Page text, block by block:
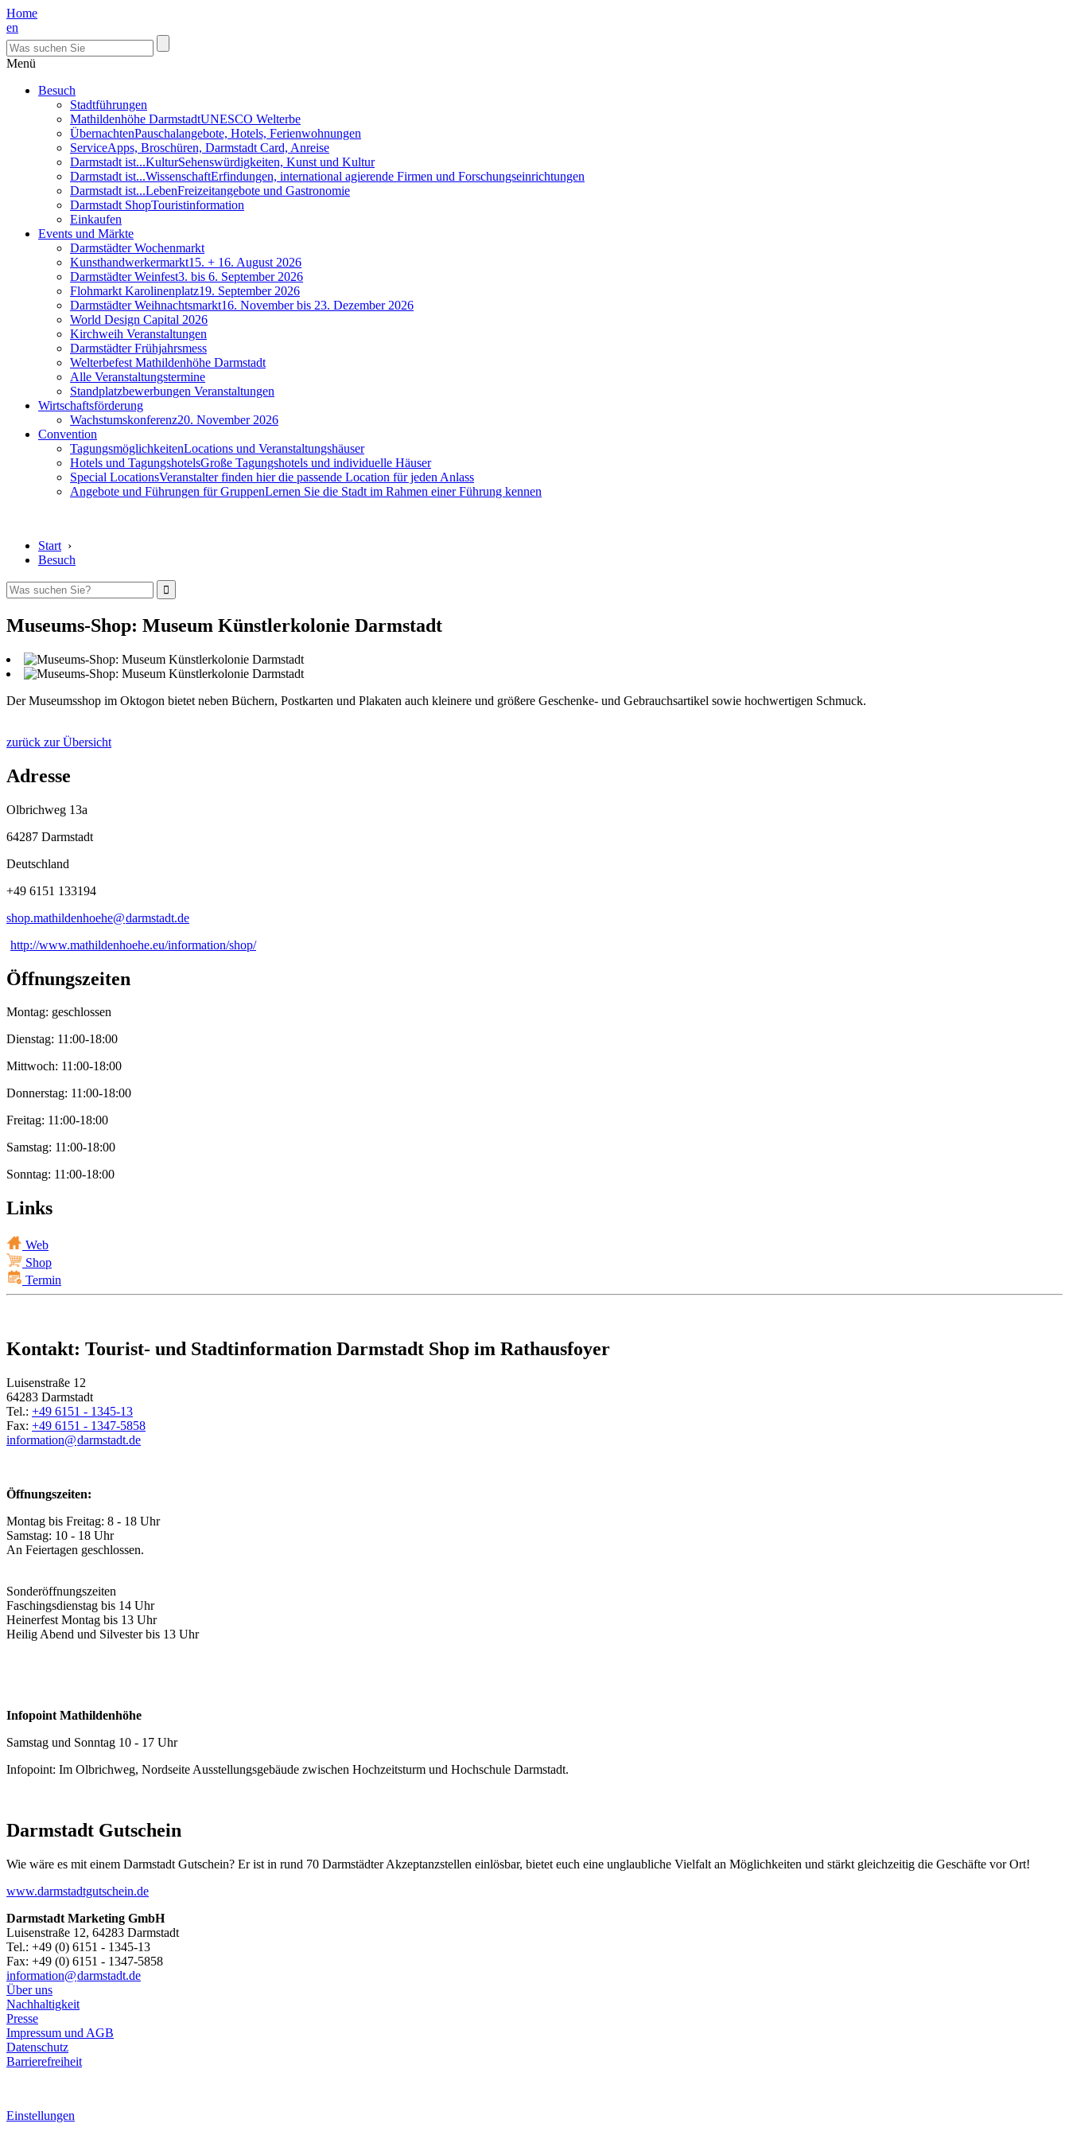
Home
en
Menü
Besuch
Stadtführungen
Mathildenhöhe DarmstadtUNESCO Welterbe
ÜbernachtenPauschalangebote, Hotels, Ferienwohnungen
ServiceApps, Broschüren, Darmstadt Card, Anreise
Darmstadt ist...KulturSehenswürdigkeiten, Kunst und Kultur
Darmstadt ist...WissenschaftErfindungen, international agierende Firmen und Forschungseinrichtungen
Darmstadt ist...LebenFreizeitangebote und Gastronomie
Darmstadt ShopTouristinformation
Einkaufen
Events und Märkte
Darmstädter Wochenmarkt
Kunsthandwerkermarkt15. + 16. August 2026
Darmstädter Weinfest3. bis 6. September 2026
Flohmarkt Karolinenplatz19. September 2026
Darmstädter Weihnachtsmarkt16. November bis 23. Dezember 2026
World Design Capital 2026
Kirchweih Veranstaltungen
Darmstädter Frühjahrsmess
Welterbefest Mathildenhöhe Darmstadt
Alle Veranstaltungstermine
Standplatzbewerbungen Veranstaltungen
Wirtschaftsförderung
Wachstumskonferenz20. November 2026
Convention
TagungsmöglichkeitenLocations und Veranstaltungshäuser
Hotels und TagungshotelsGroße Tagungshotels und individuelle Häuser
Special LocationsVeranstalter finden hier die passende Location für jeden Anlass
Angebote und Führungen für GruppenLernen Sie die Stadt im Rahmen einer Führung kennen
Start ›
Besuch
Museums-Shop: Museum Künstlerkolonie Darmstadt
Der Museumsshop im Oktogon bietet neben Büchern, Postkarten und Plakaten auch kleinere und größere Geschenke- und Gebrauchsartikel sowie hochwertigen Schmuck.
zurück zur Übersicht
Adresse
Olbrichweg 13a
64287 Darmstadt
Deutschland
+49 6151 133194
shop.mathildenhoehe@darmstadt.de
http://www.mathildenhoehe.eu/information/shop/
Öffnungszeiten
Montag: geschlossen
Dienstag: 11:00-18:00
Mittwoch: 11:00-18:00
Donnerstag: 11:00-18:00
Freitag: 11:00-18:00
Samstag: 11:00-18:00
Sonntag: 11:00-18:00
Links
Web
Shop
Termin
Kontakt: Tourist- und Stadtinformation Darmstadt Shop im Rathausfoyer
Luisenstraße 12
64283 Darmstadt
Tel.: +49 6151 - 1345-13
Fax: +49 6151 - 1347-5858
information@darmstadt.de
Öffnungszeiten:
Montag bis Freitag: 8 - 18 Uhr
Samstag: 10 - 18 Uhr
An Feiertagen geschlossen.
Sonderöffnungszeiten
Faschingsdienstag bis 14 Uhr
Heinerfest Montag bis 13 Uhr
Heilig Abend und Silvester bis 13 Uhr
Infopoint Mathildenhöhe
Samstag und Sonntag 10 - 17 Uhr
Infopoint: Im Olbrichweg, Nordseite Ausstellungsgebäude zwischen Hochzeitsturm und Hochschule Darmstadt.
Darmstadt Gutschein
Wie wäre es mit einem Darmstadt Gutschein? Er ist in rund 70 Darmstädter Akzeptanzstellen einlösbar, bietet euch eine unglaubliche Vielfalt an Möglichkeiten und stärkt gleichzeitig die Geschäfte vor Ort!
www.darmstadtgutschein.de
Darmstadt Marketing GmbH
Luisenstraße 12, 64283 Darmstadt
Tel.: +49 (0) 6151 - 1345-13
Fax: +49 (0) 6151 - 1347-5858
information@darmstadt.de
Über uns
Nachhaltigkeit
Presse
Impressum und AGB
Datenschutz
Barrierefreiheit
Einstellungen